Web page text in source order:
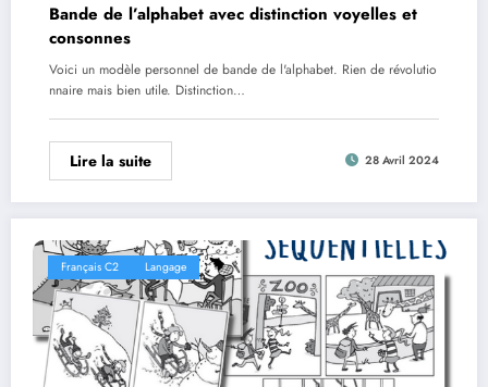
Bande de l’alphabet avec distinction voyelles et
consonnes
Voici un modèle personnel de bande de l'alphabet. Rien de révolutio
nnaire mais bien utile. Distinction…
Lire la suite 28 Avril 2024
Français C2 Langage